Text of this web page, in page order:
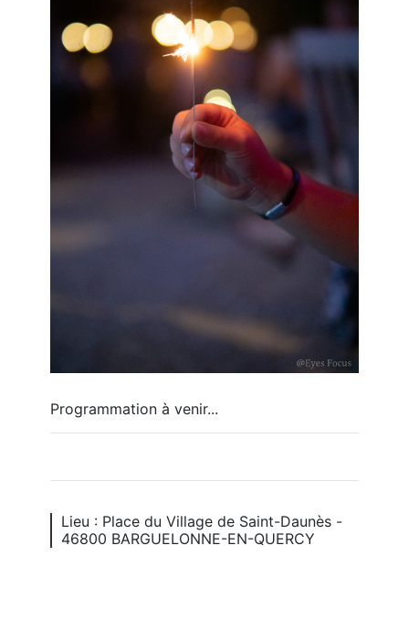
Programmation à venir...
Lieu : Place du Village de Saint-Daunès -
46800 BARGUELONNE-EN-QUERCY